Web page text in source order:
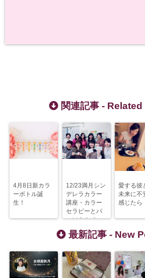
関連記事 -
4月8日新カラ
ーボトル誕
生！
12/23満月シン
デレラカラー
講座・カラー
セラピーとパ
ーソナルベー
スカラーで毎
日ハッピーに♪
愛する彼
未来に不
感じたら
最新記事 - New